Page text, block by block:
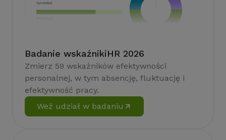
Badanie wskaźnikiHR 2026
Zmierz 59 wskaźników efektywności
personalnej, w tym absencję, fluktuację i
efektywność pracy.
Weź udział w badaniu